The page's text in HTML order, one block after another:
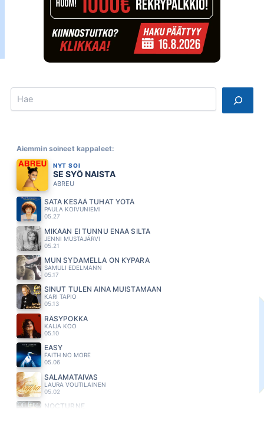
Search
Aiemmin soineet kappaleet:
NYT SOI
SE SYÖ NAISTA
ABREU
SATA KESÄÄ TUHAT YÖTÄ
PAULA KOIVUNIEMI
05.27
MIKÄÄN EI TUNNU ENÄÄ SILTÄ
JENNI MUSTAJÄRVI
05.21
MUN SYDAMELLA ON KYPARA
SAMULI EDELMANN
05.17
SINUT TULEN AINA MUISTAMAAN
KARI TAPIO
05.13
RÄSYPOKKA
KAIJA KOO
05.10
EASY
FAITH NO MORE
05.06
SALAMATAIVAS
LAURA VOUTILAINEN
05.02
NOCTURNE